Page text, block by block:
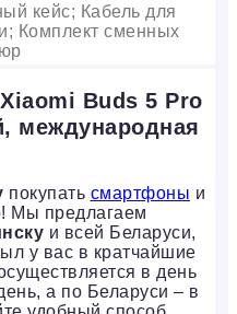
кейс; Кабель для
Комплект сменных
Buds 5 Pro
международная
покупать смартфоны и
Мы предлагаем
и всей Беларуси,
у вас в кратчайшие
в день
а по Беларуси – в